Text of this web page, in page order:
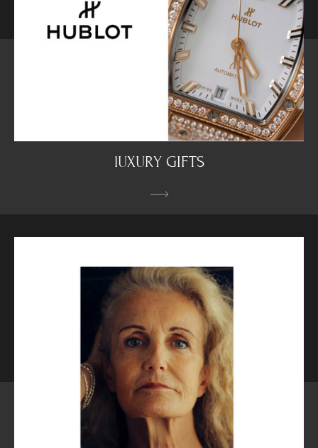
lUXURY GIFTS